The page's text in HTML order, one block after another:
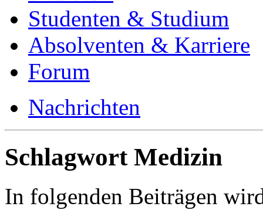
Studenten & Studium
Absolventen & Karriere
Forum
Nachrichten
Schlagwort Medizin
In folgenden Beiträgen